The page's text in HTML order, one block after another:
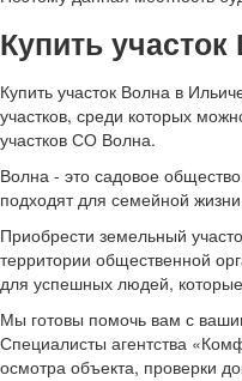
Купить
Купить участок Волна в
участков, среди которых
участков СО Волна.
Волна - это садовое
подходят для семейной
Приобрести земельный
территории общественной
для успешных людей,
Мы готовы помочь вам с
Специалисты агентства
осмотра объекта, проверки